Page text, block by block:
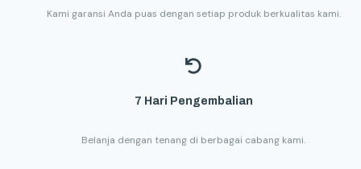
Kami garansi Anda puas dengan setiap produk berkualitas kami.
7 Hari Pengembalian
Belanja dengan tenang di berbagai cabang kami.